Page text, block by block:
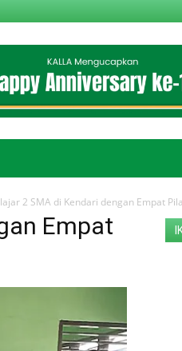
2 SMA di Kendari dengan Empat
Empat